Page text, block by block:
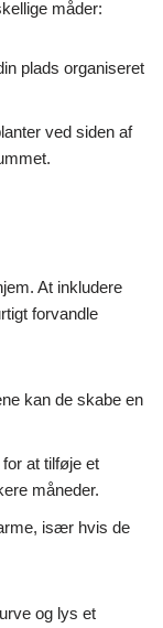
måder:
plads organiseret
ved siden af
At inkludere
forvandle
kan de skabe en
at tilføje et
måneder.
især hvis de
og lys et